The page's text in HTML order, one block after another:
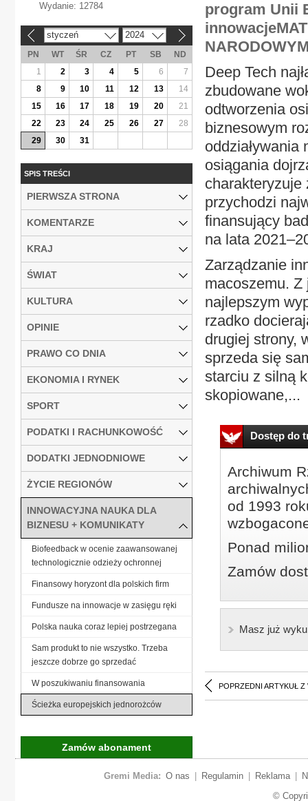
program Unii
Deep Tech
zbudowane
odtworzenia
biznesowym
oddziaływania
osiągania
charakteryzuje
przychodzi
finansujący
na lata
Zarządzanie
macoszemu.
najlepszym
rzadko
drugiej strony,
sprzeda się
starciu z silną
skopiowane,...
Dostęp do
Archiwum
od 1993
Ponad
Zamów
Masz już
POPRZEDNI ARTYKUŁ Z
Wydanie: 12784
styczeń 2024
PN WT ŚR CZ PT SB
ND
1
2 3 4 5 6
7
8
9 10 11 12 13
14
15
16 17 18 19 20
21
22
23 24 25 26 27
28
29
30 31
SPIS TREŚCI
PIERWSZA STRONA
KOMENTARZE
KRAJ
ŚWIAT
KULTURA
OPINIE
PRAWO CO DNIA
EKONOMIA I RYNEK
SPORT
PODATKI I RACHUNKOWOŚĆ
DODATKI JEDNODNIOWE
ŻYCIE REGIONÓW
INNOWACYJNA NAUKA DLA
BIZNESU + KOMUNIKATY
Biofeedback w ocenie zaawansowanej
technologicznie odzieży ochronnej
Finansowy horyzont dla polskich firm
Fundusze na innowacje w zasięgu ręki
Polska nauka coraz lepiej postrzegana
Sam produkt to nie wszystko. Trzeba
jeszcze dobrze go sprzedać
W poszukiwaniu finansowania
Ścieżka europejskich jednorożców
Zamów abonament
Gremi Media: O nas Regulamin Reklama
©